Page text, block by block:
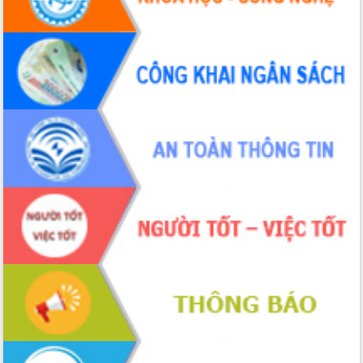
hiện nhiệm vụ quản lý tài sản công
hàng tuần
Tháo gỡ những vướng mắc, đẩy mạnh
công tác cải cách thủ tục hành chính
tại Trung tâm Phục vụ hành chính
công tỉnh
Đắk Lắk: Tôn vinh 46 giải pháp tại Hội
thi Sáng tạo Kỹ thuật 2024 - 2025
Đắk Lắk rà soát, điều chỉnh Đề án 190
về phát triển nuôi trồng thủy sản
Phó Chủ tịch UBND tỉnh Đắk Lắk
Trương Công Thái kiểm tra thực địa
Dự án cao tốc Khánh Hòa - Buôn Ma
Thuột
Định vị cà phê Việt Nam như một “di
sản sống” trong dòng chảy toàn cầu
Xây dựng nông thôn mới: Nâng cao đời
sống người dân từ những mô hình thiết
thực
Quyết liệt tháo gỡ vướng mắc, đẩy